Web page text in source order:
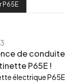
P65E
de
P65E !
électrique